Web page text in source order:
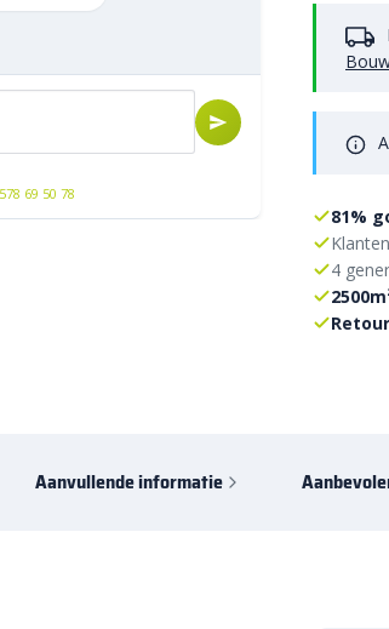
69 50 78
81%
4
Aanvullende informatie